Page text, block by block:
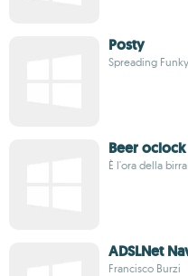
Posty
Spreading
Beer oclock
È l'ora della birra!
ADSLNet
Francisco Burzi